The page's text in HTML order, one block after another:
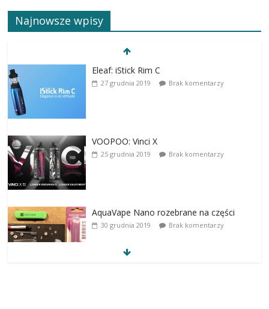
Najnowsze wpisy
Eleaf: iStick Rim C
27 grudnia 2019 Brak komentarzy
VOOPOO: Vinci X
25 grudnia 2019 Brak komentarzy
AquaVape Nano rozebrane na części
30 grudnia 2019 Brak komentarzy